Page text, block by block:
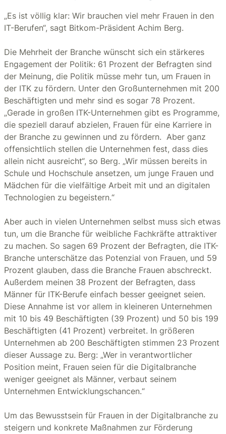
„Es ist völlig klar: Wir brauchen viel mehr Frauen in den
IT-Berufen“, sagt Bitkom-Präsident Achim Berg.
Die Mehrheit der Branche wünscht sich ein stärkeres
Engagement der Politik: 61 Prozent der Befragten sind
der Meinung, die Politik müsse mehr tun, um Frauen in
der ITK zu fördern. Unter den Großunternehmen mit 200
Beschäftigten und mehr sind es sogar 78 Prozent.
„Gerade in großen ITK-Unternehmen gibt es Programme,
die speziell darauf abzielen, Frauen für eine Karriere in
der Branche zu gewinnen und zu fördern. Aber ganz
offensichtlich stellen die Unternehmen fest, dass dies
allein nicht ausreicht“, so Berg. „Wir müssen bereits in
Schule und Hochschule ansetzen, um junge Frauen und
Mädchen für die vielfältige Arbeit mit und an digitalen
Technologien zu begeistern.“
Aber auch in vielen Unternehmen selbst muss sich etwas
tun, um die Branche für weibliche Fachkräfte attraktiver
zu machen. So sagen 69 Prozent der Befragten, die ITK-
Branche unterschätze das Potenzial von Frauen, und 59
Prozent glauben, dass die Branche Frauen abschreckt.
Außerdem meinen 38 Prozent der Befragten, dass
Männer für ITK-Berufe einfach besser geeignet seien.
Diese Annahme ist vor allem in kleineren Unternehmen
mit 10 bis 49 Beschäftigten (39 Prozent) und 50 bis 199
Beschäftigten (41 Prozent) verbreitet. In größeren
Unternehmen ab 200 Beschäftigten stimmen 23 Prozent
dieser Aussage zu. Berg: „Wer in verantwortlicher
Position meint, Frauen seien für die Digitalbranche
weniger geeignet als Männer, verbaut seinem
Unternehmen Entwicklungschancen.“
Um das Bewusstsein für Frauen in der Digitalbranche zu
steigern und konkrete Maßnahmen zur Förderung